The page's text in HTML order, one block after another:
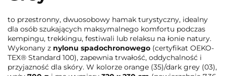
to przestronny, dwuosobowy hamak turystyczny, idealny
dla osób szukających maksymalnego komfortu podczas
kempingu, trekkingu, festiwali lub relaksu na łonie natury.
Wykonany z nylonu spadochronowego (certyfikat OEKO-
TEX® Standard 100), zapewnia trwałość, oddychalność i
przyjazność dla skóry. W kolorze orange (35)/dark grey (03),